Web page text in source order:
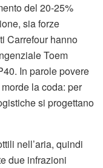
del 20-25%
sia forze
Carrefour hanno
Toem
In parole povere
la coda: per
si progettano
nell’aria, quindi
due infrazioni